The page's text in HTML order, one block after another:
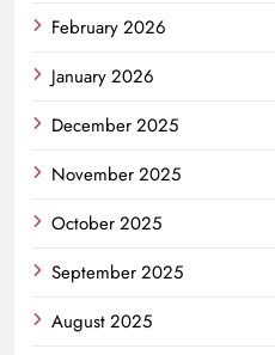
February 2026
January 2026
December 2025
November 2025
October 2025
September 2025
August 2025